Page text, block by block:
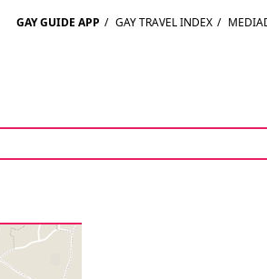
GAY GUIDE APP / GAY TRAVEL INDEX /